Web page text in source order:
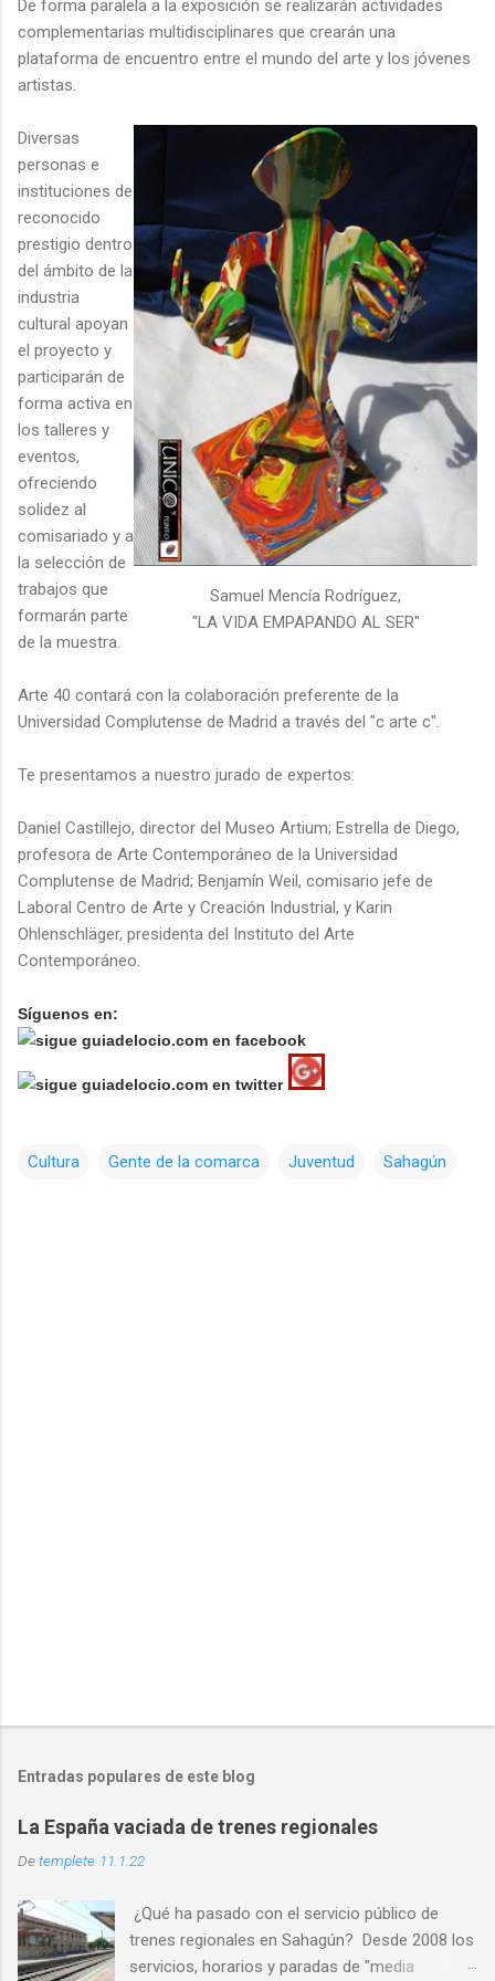
De forma paralela a la exposición se realizarán actividades
complementarias multidisciplinares que crearán una
plataforma de encuentro entre el mundo del arte y los jóvenes
artistas.
Samuel Mencía Rodríguez,
"LA VIDA EMPAPANDO AL SER"
Diversas
personas e
instituciones de
reconocido
prestigio dentro
del ámbito de la
industria
cultural apoyan
el proyecto y
participarán de
forma activa en
los talleres y
eventos,
ofreciendo
solidez al
comisariado y a
la selección de
trabajos que
formarán parte
de la muestra.
Arte 40 contará con la colaboración preferente de la
Universidad Complutense de Madrid a través del "c arte c".
Te presentamos a nuestro jurado de expertos:
Daniel Castillejo, director del Museo Artium; Estrella de Diego,
profesora de Arte Contemporáneo de la Universidad
Complutense de Madrid; Benjamín Weil, comisario jefe de
Laboral Centro de Arte y Creación Industrial, y Karin
Ohlenschläger, presidenta del Instituto del Arte
Contemporáneo.
Síguenos en:
Cultura Gente de la comarca Juventud Sahagún
Entradas populares de este blog
La España vaciada de trenes regionales
Detemplete 11.1.22
¿Qué ha pasado con el servicio público de
trenes regionales en Sahagún? Desde 2008 los
servicios, horarios y paradas de "media